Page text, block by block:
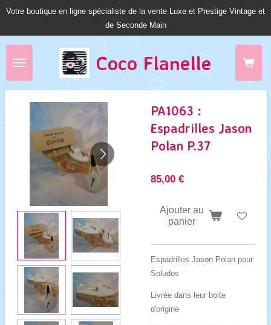
Passer
Coco Flanelle
Votre boutique en ligne spécialiste de la vente Luxe et Prestige Vintage et
de Seconde Main
PA1063 :
Espadrilles Jason
Polan P.37
85,00 €
Ajouter au
panier
Espadrilles Jason Polan pour
Soludos
Livrée dans leur boite
d'origine